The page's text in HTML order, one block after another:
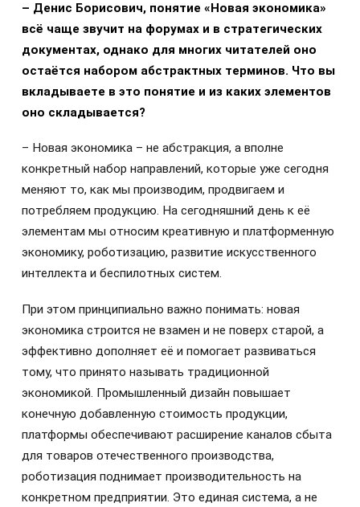
– Денис Борисович, понятие «Новая экономика»
всё чаще звучит на форумах и в стратегических
документах, однако для многих читателей оно
остаётся набором абстрактных терминов. Что вы
вкладываете в это понятие и из каких элементов
оно складывается?
– Новая экономика – не абстракция, а вполне
конкретный набор направлений, которые уже сегодня
меняют то, как мы производим, продвигаем и
потребляем продукцию. На сегодняшний день к её
элементам мы относим креативную и платформенную
экономику, роботизацию, развитие искусственного
интеллекта и беспилотных систем.
При этом принципиально важно понимать: новая
экономика строится не взамен и не поверх старой, а
эффективно дополняет её и помогает развиваться
тому, что принято называть традиционной
экономикой. Промышленный дизайн повышает
конечную добавленную стоимость продукции,
платформы обеспечивают расширение каналов сбыта
для товаров отечественного производства,
роботизация поднимает производительность на
конкретном предприятии. Это единая система, а не